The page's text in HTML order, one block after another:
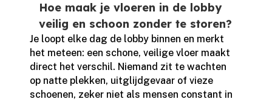
Hoe maak je vloeren in de lobby
veilig en schoon zonder te storen?
Je loopt elke dag de lobby binnen en merkt
het meteen: een schone, veilige vloer maakt
direct het verschil.​ Niemand zit te wachten
op natte plekken, uitglijdgevaar of vieze
schoenen, zeker niet als mensen constant in